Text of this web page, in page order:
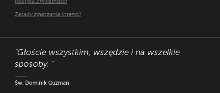
Polityka prywatności
Zasady zgłaszania intencji
"Głoście wszystkim, wszędzie i na wszelkie
sposoby. "
Św. Dominik Guzman